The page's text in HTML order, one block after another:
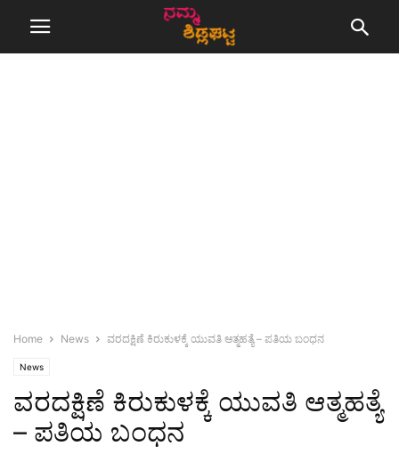
Home News ವರದಕ್ಷಿಣೆ ಕಿರುಕುಳಕ್ಕೆ ಯುವತಿ ಆತ್ಮಹತ್ಯೆ – ಪತಿಯ ಬಂಧನ
News
ವರದಕ್ಷಿಣೆ ಕಿರುಕುಳಕ್ಕೆ ಯುವತಿ ಆತ್ಮಹತ್ಯೆ
– ಪತಿಯ ಬಂಧನ